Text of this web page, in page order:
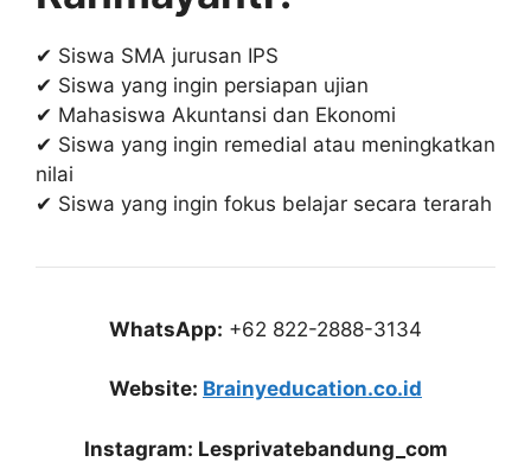
✔ Siswa SMA jurusan IPS
✔ Siswa yang ingin persiapan ujian
✔ Mahasiswa Akuntansi dan Ekonomi
✔ Siswa yang ingin remedial atau meningkatkan
nilai
✔ Siswa yang ingin fokus belajar secara terarah
WhatsApp: +62 822-2888-3134
Website: Brainyeducation.co.id
Instagram: Lesprivatebandung_com